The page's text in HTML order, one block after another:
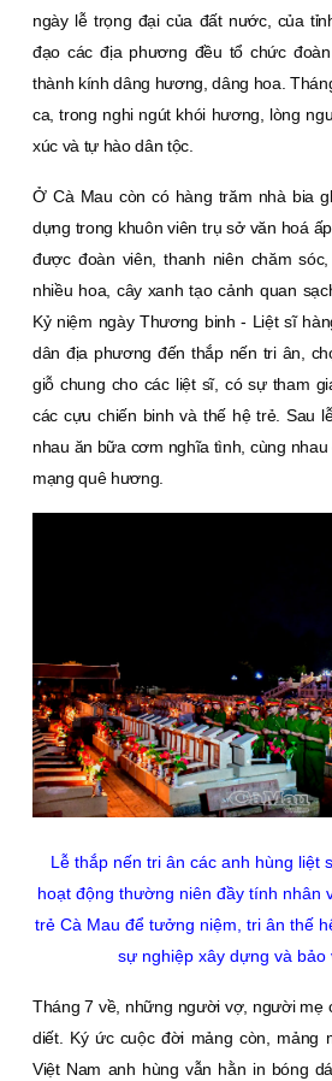
ngày lễ trọng đại của đất nước, của
đạo các địa phương đều tổ chức
thành kính dâng hương, dâng hoa.
ca, trong nghi ngút khói hương, lòng
xúc và tự hào dân tộc.
Ở Cà Mau còn có hàng trăm nhà bia
dựng trong khuôn viên trụ sở văn hoá
được đoàn viên, thanh niên chăm
nhiều hoa, cây xanh tạo cảnh quan
Kỷ niệm ngày Thương binh - Liệt sĩ
dân địa phương đến thắp nến tri ân,
giỗ chung cho các liệt sĩ, có sự tham
các cựu chiến binh và thế hệ trẻ. Sau
nhau ăn bữa cơm nghĩa tình, cùng nhau
mạng quê hương.
Lễ thắp nến tri ân các anh hùng liệt
hoạt động thường niên đầy tính nhân
trẻ Cà Mau để tưởng niệm, tri ân thế
sự nghiệp xây dựng và bảo
Tháng 7 về, những người vợ, người mẹ
diết. Ký ức cuộc đời mảng còn, mảng
Việt Nam anh hùng vẫn hằn in bóng